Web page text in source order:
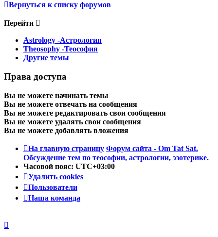
Вернуться к списку форумов
Перейти
Astrology -Астрология
Theosophy -Теософия
Другие темы
Права доступа
Вы не можете начинать темы
Вы не можете отвечать на сообщения
Вы не можете редактировать свои сообщения
Вы не можете удалять свои сообщения
Вы не можете добавлять вложения
На главную страницу Форум сайта - Om Tat Sat.
Обсуждение тем по теософии, астрологии, эзотерике.
Часовой пояс: UTC+03:00
Удалить cookies
Пользователи
Наша команда